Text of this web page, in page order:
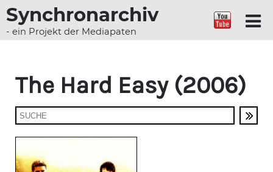
Synchronarchiv
- ein Projekt der Mediapaten
The Hard Easy (2006)